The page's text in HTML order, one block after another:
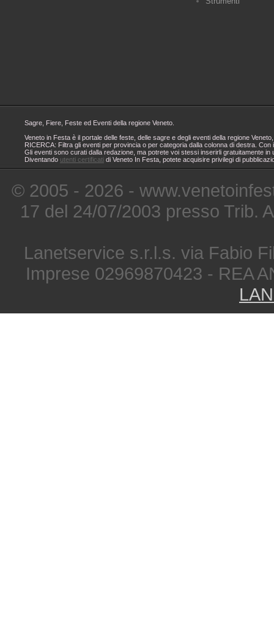
Sagre, Fiere, Feste ed Eventi della regione Veneto.
Veneto in Festa è il portale delle feste, delle sagre e degli eventi della regione
RICERCA: Filtra gli eventi per provincia o per categoria dalla colonna di destra.
Gli eventi sono curati dalla redazione, ma potrete voi stessi inserirli gratuitamente
Diventando utenti certificati di Veneto In Festa, potete acquisire privilegi di
© 2005 - 2026 -
17 del 24/07/2003 presso Trib.
Lanetservice s.r.l.s. via Fabio
Imprese 02969870423 - REA